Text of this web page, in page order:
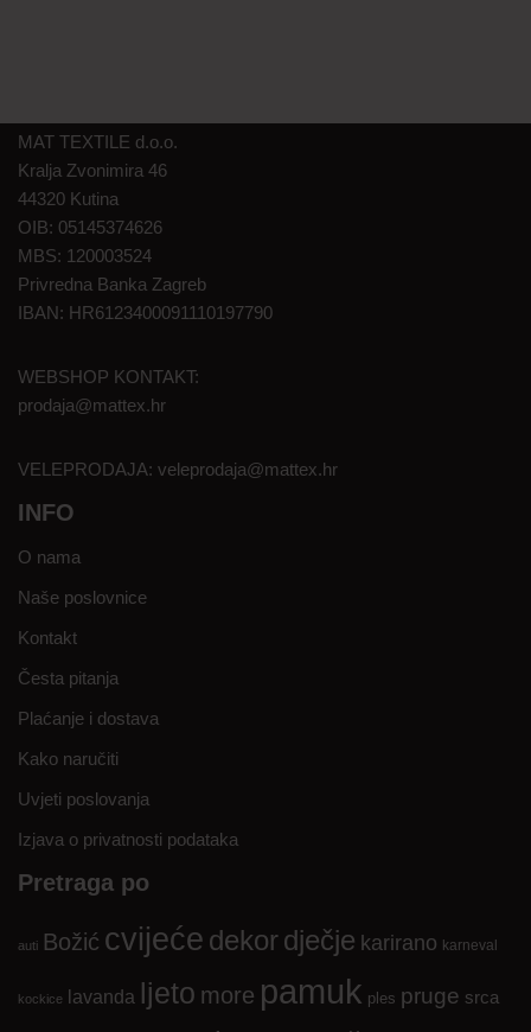
MAT TEXTILE d.o.o.
Kralja Zvonimira 46
44320 Kutina
OIB: 05145374626
MBS: 120003524
Privredna Banka Zagreb
IBAN: HR6123400091110197790
WEBSHOP KONTAKT:
prodaja@mattex.hr
VELEPRODAJA: veleprodaja@mattex.hr
INFO
O nama
Naše poslovnice
Kontakt
Česta pitanja
Plaćanje i dostava
Kako naručiti
Uvjeti poslovanja
Izjava o privatnosti podataka
Pretraga po
auti Božić cvijeće dekordječje karirano karneval
kockice lavanda ljeto more pamuk ples pruge srca